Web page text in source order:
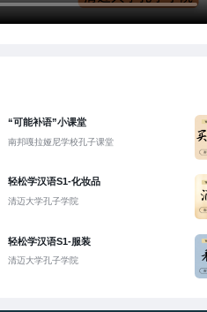
“可能补语”小课堂
南邦嘎拉娅尼学校孔子课堂
轻松学汉语S1-化妆品
清迈大学孔子学院
轻松学汉语S1-服装
清迈大学孔子学院